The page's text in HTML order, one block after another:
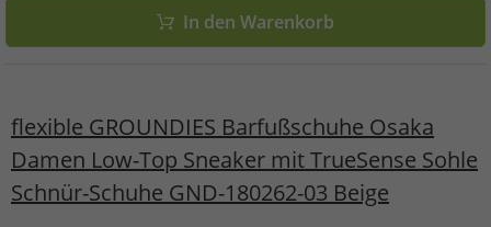
In den Warenkorb
flexible GROUNDIES Barfußschuhe Osaka
Damen Low-Top Sneaker mit TrueSense Sohle
Schnür-Schuhe GND-180262-03 Beige